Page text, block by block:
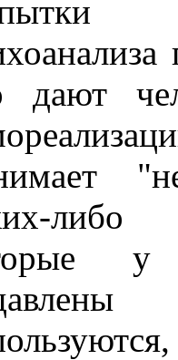
дают
либо
у